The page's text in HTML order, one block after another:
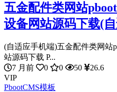
五金配件类网站
设备网站源码下载(
(自适应手机端)五金配件类网站
站源码下载 P...
7 月前
0 0 50
26.6
VIP
PbootCMS模板